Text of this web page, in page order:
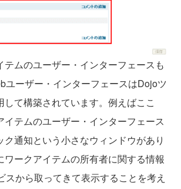
ムのユーザー・インターフェースも
ユーザー・インターフェースはDojoツ
して構築されています。例えばここ
イテムのユーザー・インターフェース
ク通知という小さなウィンドウがあり
ワークアイテムの所有者に関する情報
スから取ってきて表示することを考え